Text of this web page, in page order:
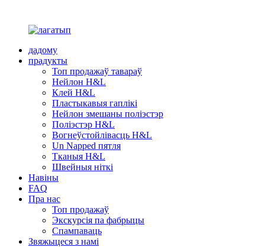
дадому
прадукты
Топ продажаў тавараў
Нейлон H&L
Клей H&L
Пластыкавыя гаплікі
Нейлон змешаны поліэстэр
Поліэстэр H&L
Вогнеўстойлівасць H&L
Un Napped пятля
Тканыя H&L
Швейныя ніткі
Навіны
FAQ
Пра нас
Топ продажаў
Экскурсія па фабрыцы
Спампаваць
Звяжыцеся з намі